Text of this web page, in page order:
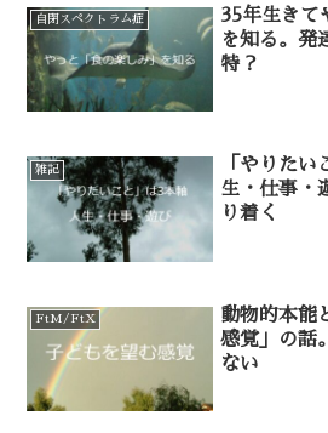
自閉スペクトラム症
35年生きて
を知る。発
特？
雑記
「やりた
生・仕事・
り着く
FtM/FtX
動物的本能
感覚」の話
ない